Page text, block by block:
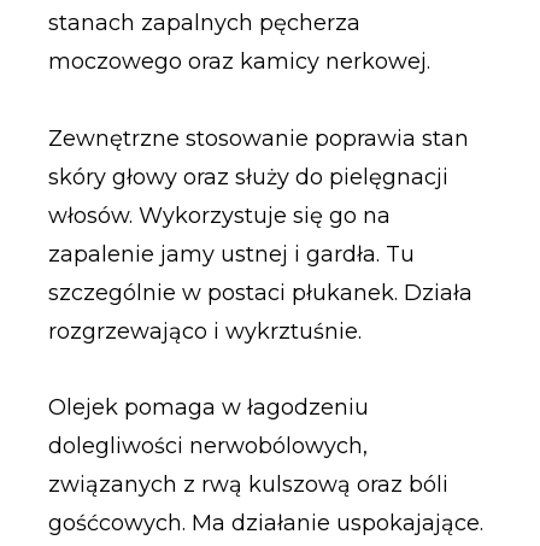
stanach zapalnych pęcherza
moczowego oraz kamicy nerkowej.
Zewnętrzne stosowanie poprawia stan
skóry głowy oraz służy do pielęgnacji
włosów. Wykorzystuje się go na
zapalenie jamy ustnej i gardła. Tu
szczególnie w postaci płukanek. Działa
rozgrzewająco i wykrztuśnie.
Olejek pomaga w łagodzeniu
dolegliwości nerwobólowych,
związanych z rwą kulszową oraz bóli
gośćcowych. Ma działanie uspokajające.